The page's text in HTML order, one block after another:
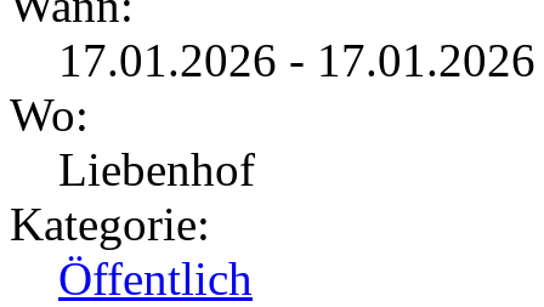
17.01.2026 -
Wo:
Liebenhof
Kategorie:
Öffentlich